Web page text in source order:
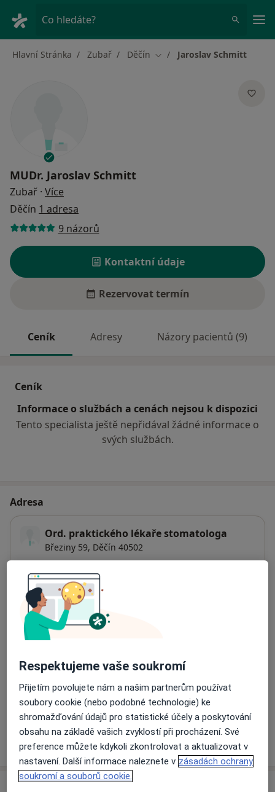
Co hledáte?
Hlavní Stránka Zubař Děčín Změna města
Jaroslav Schmitt
MUDr. Jaroslav Schmitt
Zubař · Více
Děčín 1 adresa
9 názorů
Kontaktní údaje
Rezervovat termín
Ceník Adresy Názory pacientů (9)
Ceník
Informace o službách a cenách nejsou k dispozici
Tento specialista ještě nepřidával žádné informace o
svých službách.
Adresa
Ord. praktického lékaře stomatologa
Březiny 59, Děčín 40502
Dostupnost
Na této adrese online kalendář není aktivní
Co mám v takové situaci udělat?
Způsoby platby (soukromé návštěvy)
Na teto adrese lékař přijímá pacienty na pojišťovnu
Detaily
Víceo adrese
Respektujeme vaše soukromí
Přijetím povolujete nám a našim partnerům používat
soubory cookie (nebo podobné technologie) ke
shromažďování údajů pro statistické účely a poskytování
obsahu na základě vašich zvyklostí při procházení. Své
preference můžete kdykoli zkontrolovat a aktualizovat v
nastavení. Další informace naleznete v zásadách ochrany
soukromí a souborů cookie.